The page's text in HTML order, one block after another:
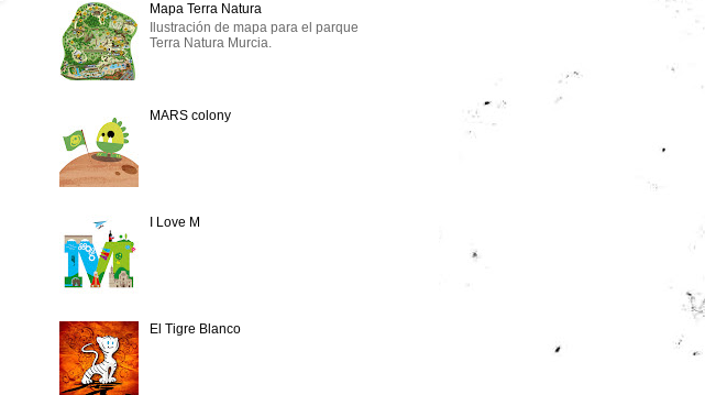
Mapa Terra Natura
Ilustración de mapa para el parque
Terra Natura Murcia.
MARS colony
I Love M
El Tigre Blanco